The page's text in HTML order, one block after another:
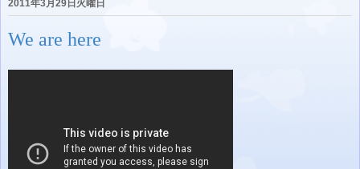
2011年3月29日火曜日
We are here